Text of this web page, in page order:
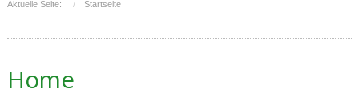
Aktuelle Seite: Startseite
Home